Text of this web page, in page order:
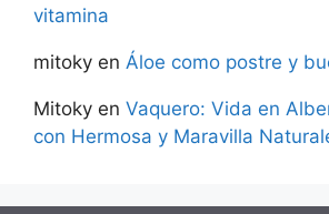
vitamina
mitoky en Áloe como postre y
Mitoky en Vaquero: Vida en
con Hermosa y Maravilla